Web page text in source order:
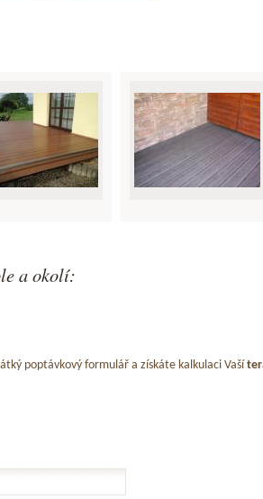
a okolí:
poptávkový formulář a získáte kalkulaci Vaší